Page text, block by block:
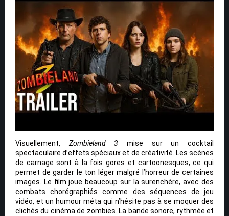
Visuellement, Zombieland 3 mise sur un cocktail
spectaculaire d’effets spéciaux et de créativité. Les scènes
de carnage sont à la fois gores et cartoonesques, ce qui
permet de garder le ton léger malgré l’horreur de certaines
images. Le film joue beaucoup sur la surenchère, avec des
combats chorégraphiés comme des séquences de jeu
vidéo, et un humour méta qui n’hésite pas à se moquer des
clichés du cinéma de zombies. La bande sonore, rythmée et